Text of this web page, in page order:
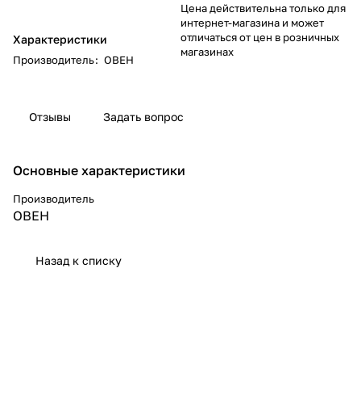
Характеристики
Производитель: ОВЕН
Цена действительна только для
интернет-магазина и может
отличаться от цен в розничных
магазинах
Отзывы Задать вопрос
Основные характеристики
Производитель
ОВЕН
Назад к списку